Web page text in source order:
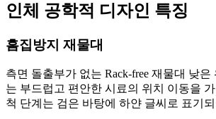
인체 공학적 디자인 특징
흠집방지 재물대
측면 돌출부가 없는 Rack-free 재물대 낮은
는 부드럽고 편안한 시료의 위치 이동을
척 단계는 검은 바탕에 하얀 글씨로 표기